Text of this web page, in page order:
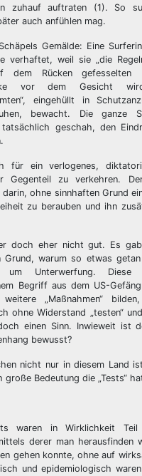
zuhauf auftraten (1). So
auch anfühlen mag.
Gemälde: Eine
verhaftet, weil sie „die
dem Rücken gefesselten
vor dem Gesicht
eingehüllt in
bewacht. Die ganze
geschah, den
für ein verlogenes,
Gegenteil zu verkehren.
ohne sinnhaften Grund
zu berauben und ihn
doch eher nicht gut. Es
Grund, warum so etwas
um Unterwerfung. Diese
Begriff aus dem US-
„Maßnahmen“
ohne Widerstand „testen“
einen Sinn. Inwieweit ist
bewusst?
nicht nur in diesem Land
große Bedeutung die „Tests“
waren in Wirklichkeit
derer man herausfinden
gehen konnte, ohne auf
und epidemiologisch